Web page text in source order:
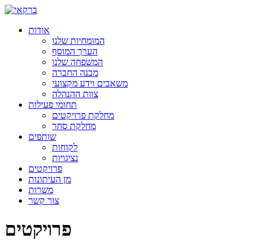
אודות
המומחיות שלנו
הערך המוסף
המשפחה שלנו
מבנה החברה
משאבים וידע מקצועי
צוות ההנהלה
תחומי פעילות
מחלקת פרויקטים
מחלקת סחר
שותפים
לקוחות
נציגויות
פרויקטים
מן העיתונות
משרות
צור קשר
פרויקטים